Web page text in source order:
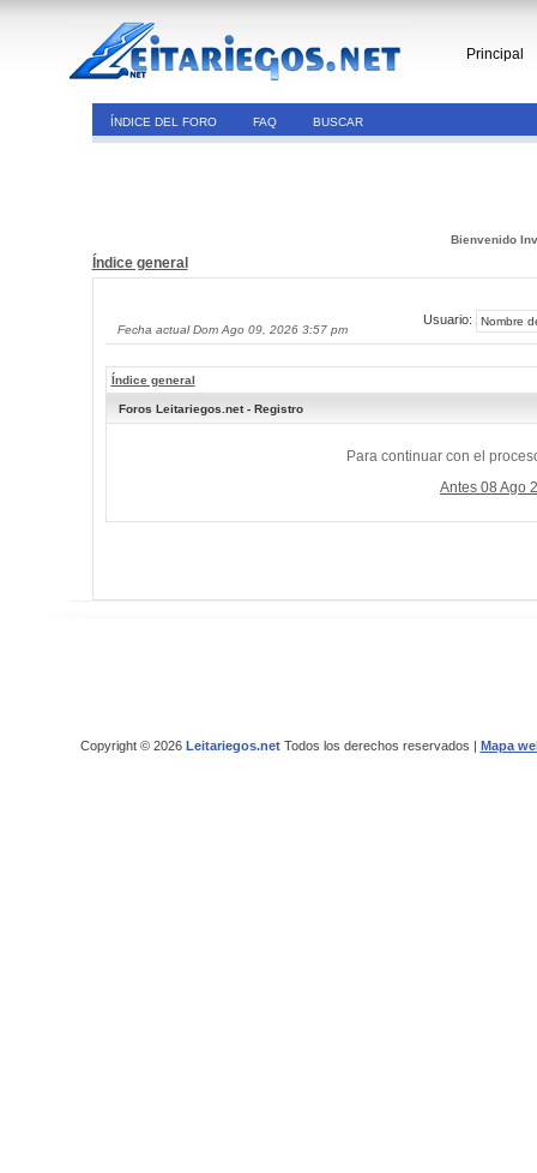
Principal
ÍNDICE DEL FORO FAQ BUSCAR
Bienvenido
Índice general
Fecha actual Dom Ago 09, 2026 3:57 pm
Usuario:
Índice general
Foros Leitariegos.net - Registro
Para continuar con el
Antes 08 Ago
Copyright © 2026 Leitariegos.netTodos los derechos reservados | Mapa